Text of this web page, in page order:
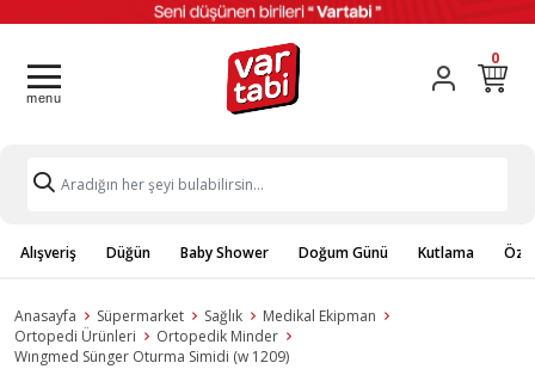
0
Alışveriş Düğün Baby Shower Doğum Günü Kutlama
Anasayfa Süpermarket Sağlık
Medikal Ekipman
Ortopedi Ürünleri
Ortopedik Minder
Wıngmed Sünger Oturma Simidi (w 1209)